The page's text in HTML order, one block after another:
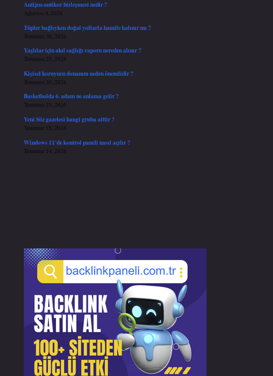
Antijen-antikor birleşmesi nedir ?
Ağustos 4, 2026
Tüpler bağlıyken doğal yollarla hamile kalınır mı ?
Temmuz 30, 2026
Yaşlılar için akıl sağlığı raporu nereden alınır ?
Temmuz 25, 2026
Kişisel koruyucu donanım neden önemlidir ?
Temmuz 25, 2026
Basketbolda 6. adam ne anlama gelir ?
Temmuz 21, 2026
Yeni Söz gazetesi hangi gruba aittir ?
Temmuz 15, 2026
Windows 11’de kontrol paneli nasıl açılır ?
Temmuz 14, 2026